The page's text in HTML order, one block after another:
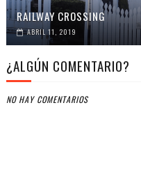
RAILWAY CROSSING
ABRIL 11, 2019
¿ALGÚN COMENTARIO?
NO HAY COMENTARIOS